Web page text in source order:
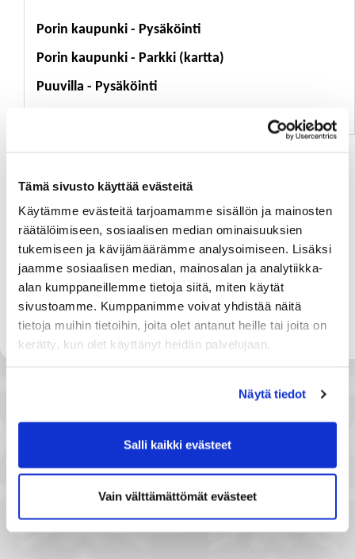
Tämä sivusto käyttää evästeitä
Käytämme evästeitä tarjoamamme sisällön ja mainosten
räätälöimiseen, sosiaalisen median ominaisuuksien
tukemiseen ja kävijämäärämme analysoimiseen. Lisäksi
jaamme sosiaalisen median, mainosalan ja analytiikka-
alan kumppaneillemme tietoja siitä, miten käytät
sivustoamme. Kumppanimme voivat yhdistää näitä
tietoja muihin tietoihin, joita olet antanut heille tai joita on
kerätty, kun olet käyttänyt heidän palvelujaan.
Näytä tiedot
Salli kaikki evästeet
Vain välttämättömät evästeet
Porin kaupunki - Pysäköinti
Porin kaupunki - Parkki (kartta)
Puuvilla - Pysäköinti